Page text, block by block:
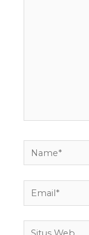
Name*
Email*
Situs